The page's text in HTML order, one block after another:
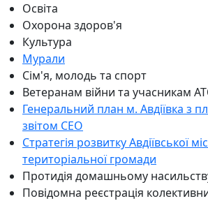
Освіта
Охорона здоров'я
Культура
Мурали
Сім'я, молодь та спорт
Ветеранам війни та учасникам
Генеральний план м. Авдіївка з
звітом СЕО
Стратегія розвитку Авдіївської
територіальної громади
Протидія домашньому
Повідомна реєстрація